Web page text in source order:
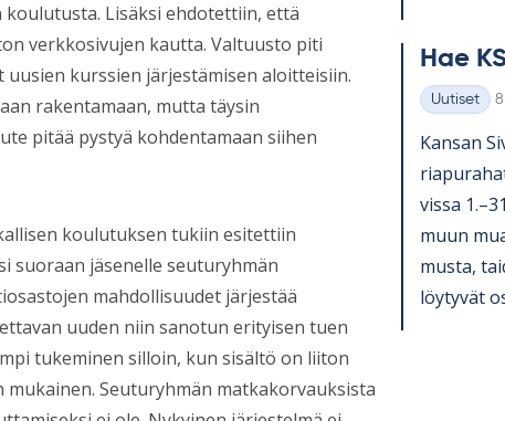
Lisäksi ehdotettiin, että
verkkosivujen kautta. Valtuusto piti
kurssien järjestämisen aloitteisiin.
rakentamaan, mutta täysin
pitää pystyä kohdentamaan siihen
koulutuksen tukiin esitettiin
suoraan jäsenelle seuturyhmän
mahdollisuudet järjestää
uuden niin sanotun erityisen tuen
tukeminen silloin, kun sisältö on liiton
Seuturyhmän matkakorvauksista
Hae
Kategoriat
Uutiset
Kan­san
vissa
muun
musta,
löy­ty­vät